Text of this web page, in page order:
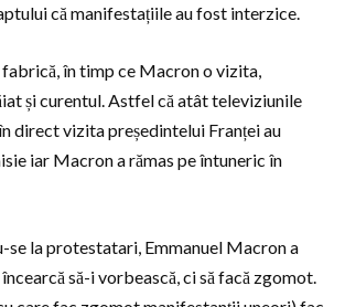
că manifestațiile au fost interzice.
fabrică, în timp ce Macron o vizita,
și curentul. Astfel că atât televiziunile
direct vizita președintelui Franței au
iar Macron a rămas pe întuneric în
la protestatari, Emmanuel Macron a
să-i vorbească, ci să facă zgomot.